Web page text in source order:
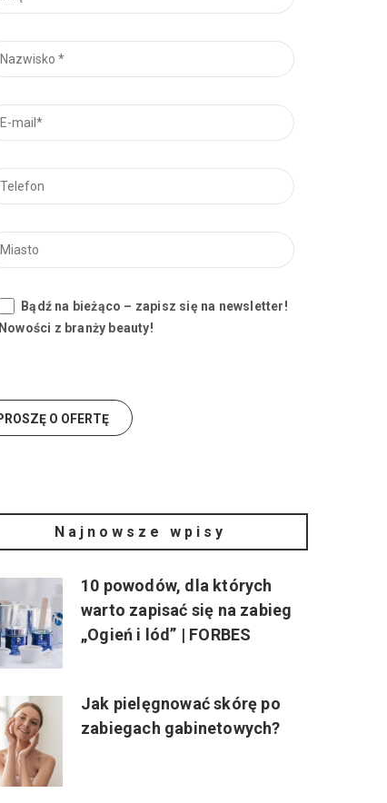
Bądź na bieżąco – zapisz się na newsletter!
Nowości z branży beauty!
Najnowsze wpisy
10 powodów, dla których
warto zapisać się na zabieg
„Ogień i lód” | FORBES
Jak pielęgnować skórę po
zabiegach gabinetowych?